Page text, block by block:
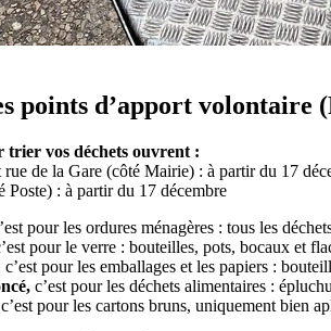
points d’apport volontaire
trier vos déchets ouvrent :
rue de la Gare (côté Mairie) : à partir du 17
Poste) : à partir du 17 décembre
pour les ordures ménagères : tous les
pour le verre : bouteilles, pots, bocaux et
c’est pour les emballages et les papiers :
c’est pour les déchets alimentaires :
pour les cartons bruns, uniquement bien